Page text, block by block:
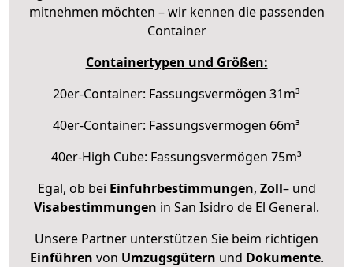
mitnehmen möchten – wir kennen die passenden
Container
Containertypen und Größen:
20er-Container: Fassungsvermögen 31m³
40er-Container: Fassungsvermögen 66m³
40er-High Cube: Fassungsvermögen 75m³
Egal, ob bei Einfuhrbestimmungen, Zoll– und
Visabestimmungen in San Isidro de El General.
Unsere Partner unterstützen Sie beim richtigen
Einführen von Umzugsgütern und Dokumente.